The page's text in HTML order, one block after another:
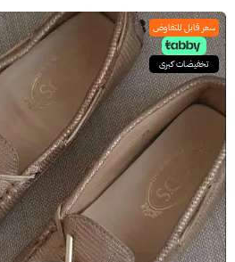
سعر قابل للتفاوض
تخفيضات كبرى